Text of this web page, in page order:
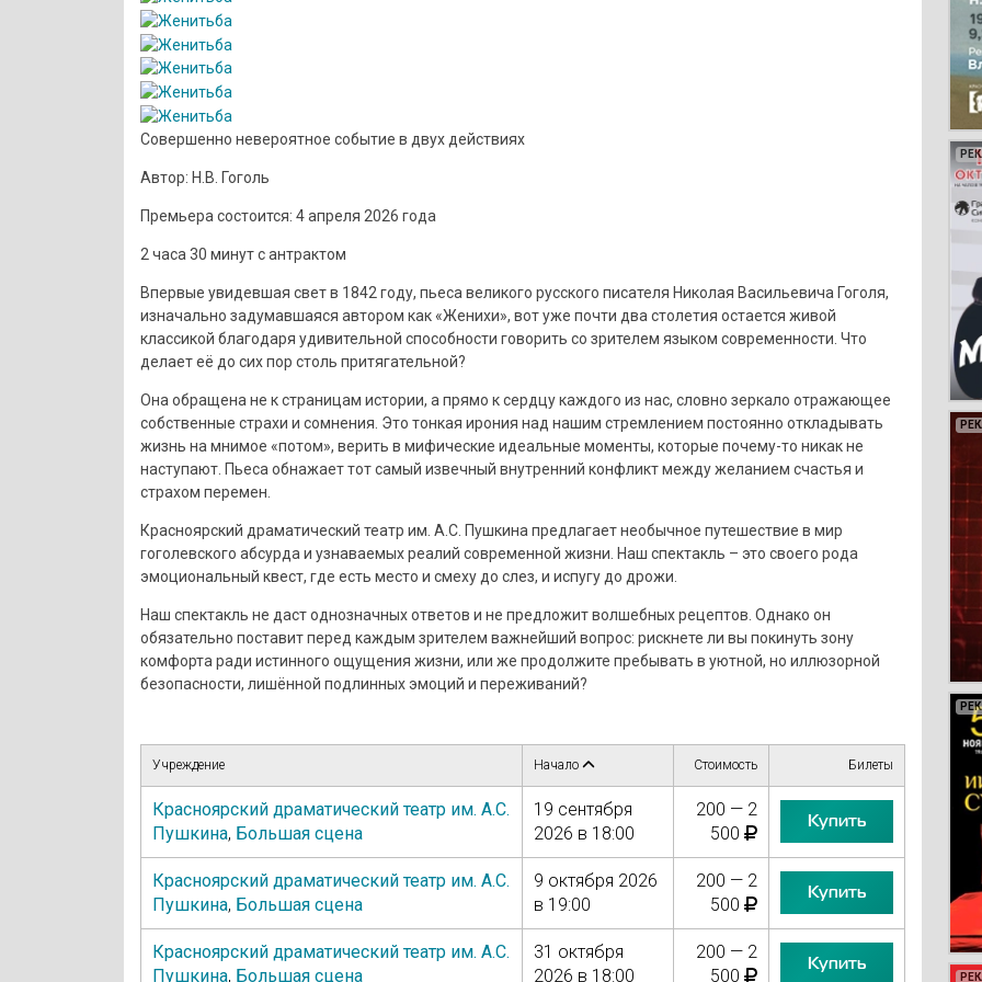
Совершенно невероятное событие в двух действиях
Автор: Н.В. Гоголь
Премьера состоится: 4 апреля 2026 года
2 часа 30 минут с антрактом
Впервые увидевшая свет в 1842 году, пьеса великого русского писателя Николая Васильевича Гоголя,
изначально задумавшаяся автором как «Женихи», вот уже почти два столетия остается живой
классикой благодаря удивительной способности говорить со зрителем языком современности. Что
делает её до сих пор столь притягательной?
Она обращена не к страницам истории, а прямо к сердцу каждого из нас, словно зеркало отражающее
собственные страхи и сомнения. Это тонкая ирония над нашим стремлением постоянно откладывать
жизнь на мнимое «потом», верить в мифические идеальные моменты, которые почему-то никак не
наступают. Пьеса обнажает тот самый извечный внутренний конфликт между желанием счастья и
страхом перемен.
Красноярский драматический театр им. А.С. Пушкина предлагает необычное путешествие в мир
гоголевского абсурда и узнаваемых реалий современной жизни. Наш спектакль – это своего рода
эмоциональный квест, где есть место и смеху до слез, и испугу до дрожи.
Наш спектакль не даст однозначных ответов и не предложит волшебных рецептов. Однако он
обязательно поставит перед каждым зрителем важнейший вопрос: рискнете ли вы покинуть зону
комфорта ради истинного ощущения жизни, или же продолжите пребывать в уютной, но иллюзорной
безопасности, лишённой подлинных эмоций и переживаний?
Учреждение Начало Стоимость Билеты
Красноярский драматический театр им. А.С.
Пушкина, Большая сцена
19 сентября
2026 в 18:00
200 — 2
500
Купить
Красноярский драматический театр им. А.С.
Пушкина, Большая сцена
9 октября 2026
в 19:00
200 — 2
500
Купить
Красноярский драматический театр им. А.С.
Пушкина, Большая сцена
31 октября
2026 в 18:00
200 — 2
500
Купить